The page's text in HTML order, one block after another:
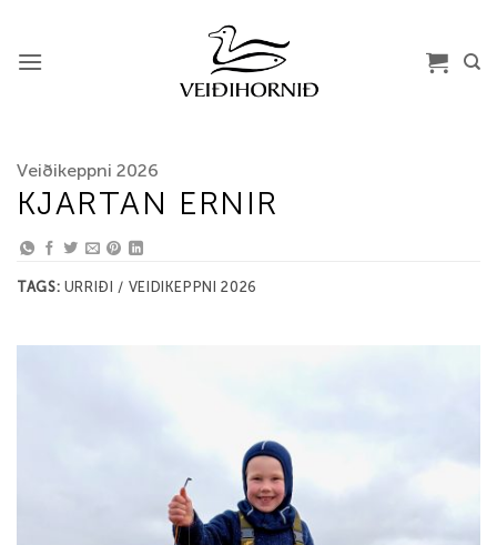
content
Veiðikeppni 2026
KJARTAN ERNIR
TAGS: URRIÐI / VEIDIKEPPNI 2026